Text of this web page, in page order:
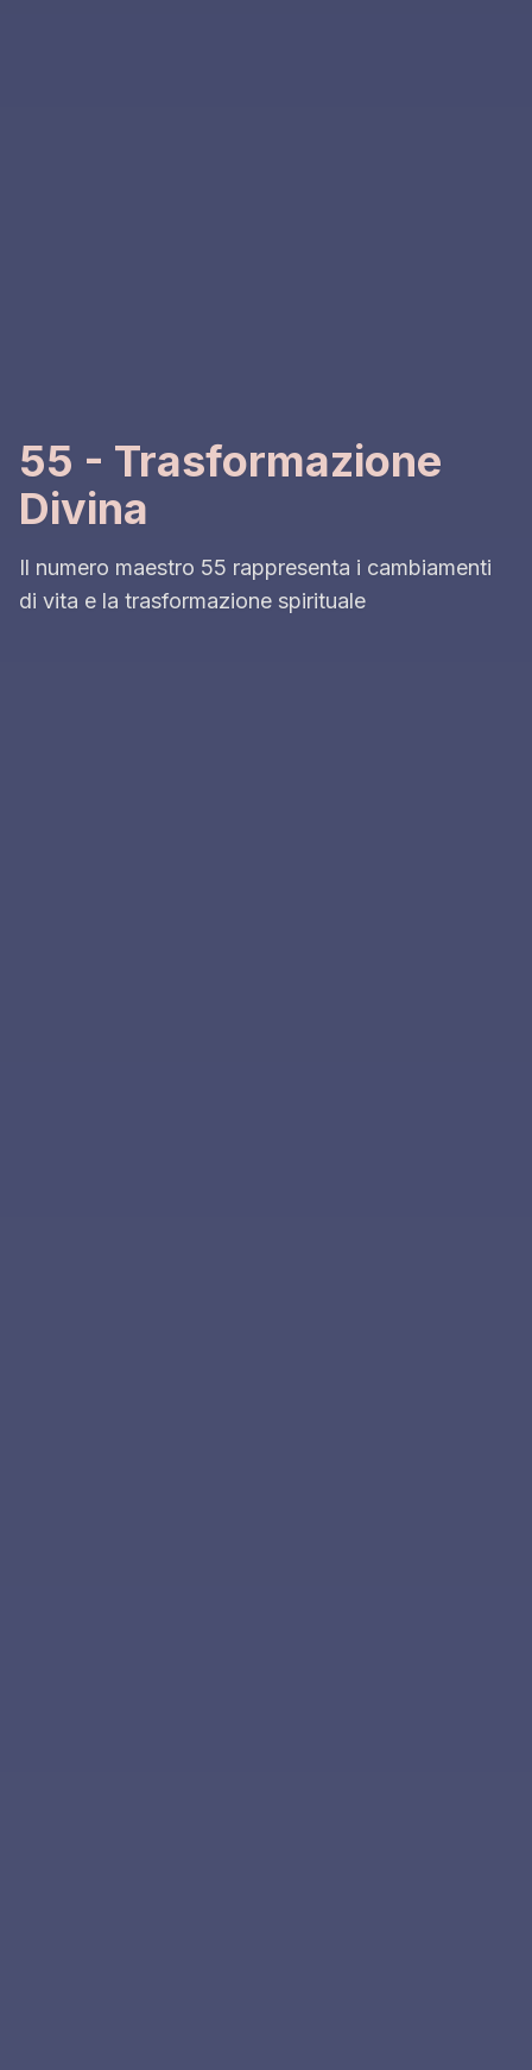
55 - Trasformazione
Divina
Il numero maestro 55 rappresenta i cambiamenti
di vita e la trasformazione spirituale